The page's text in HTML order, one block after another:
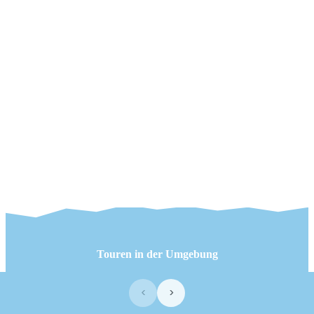
Touren in der Umgebung
‹ ›